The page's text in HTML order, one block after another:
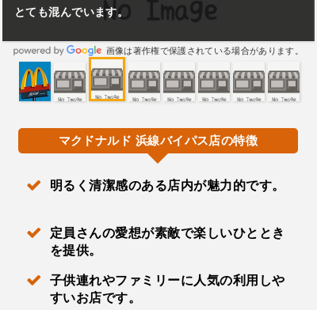
とても混んでいます。
画像は著作権で保護されている場合があります。
マクドナルド 浜線バイパス店の特徴
明るく清潔感のある店内が魅力的です。
定員さんの愛想が素敵で楽しいひととき
を提供。
子供連れやファミリーに人気の利用しや
すいお店です。